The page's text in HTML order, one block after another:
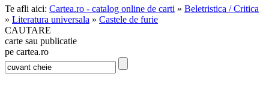
Te afli aici: Cartea.ro - catalog online de carti » Beletristica / Critica
» Literatura universala » Castele de furie
CAUTARE
carte sau publicatie
pe cartea.ro